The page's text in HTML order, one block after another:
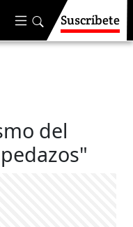
Suscríbete
del